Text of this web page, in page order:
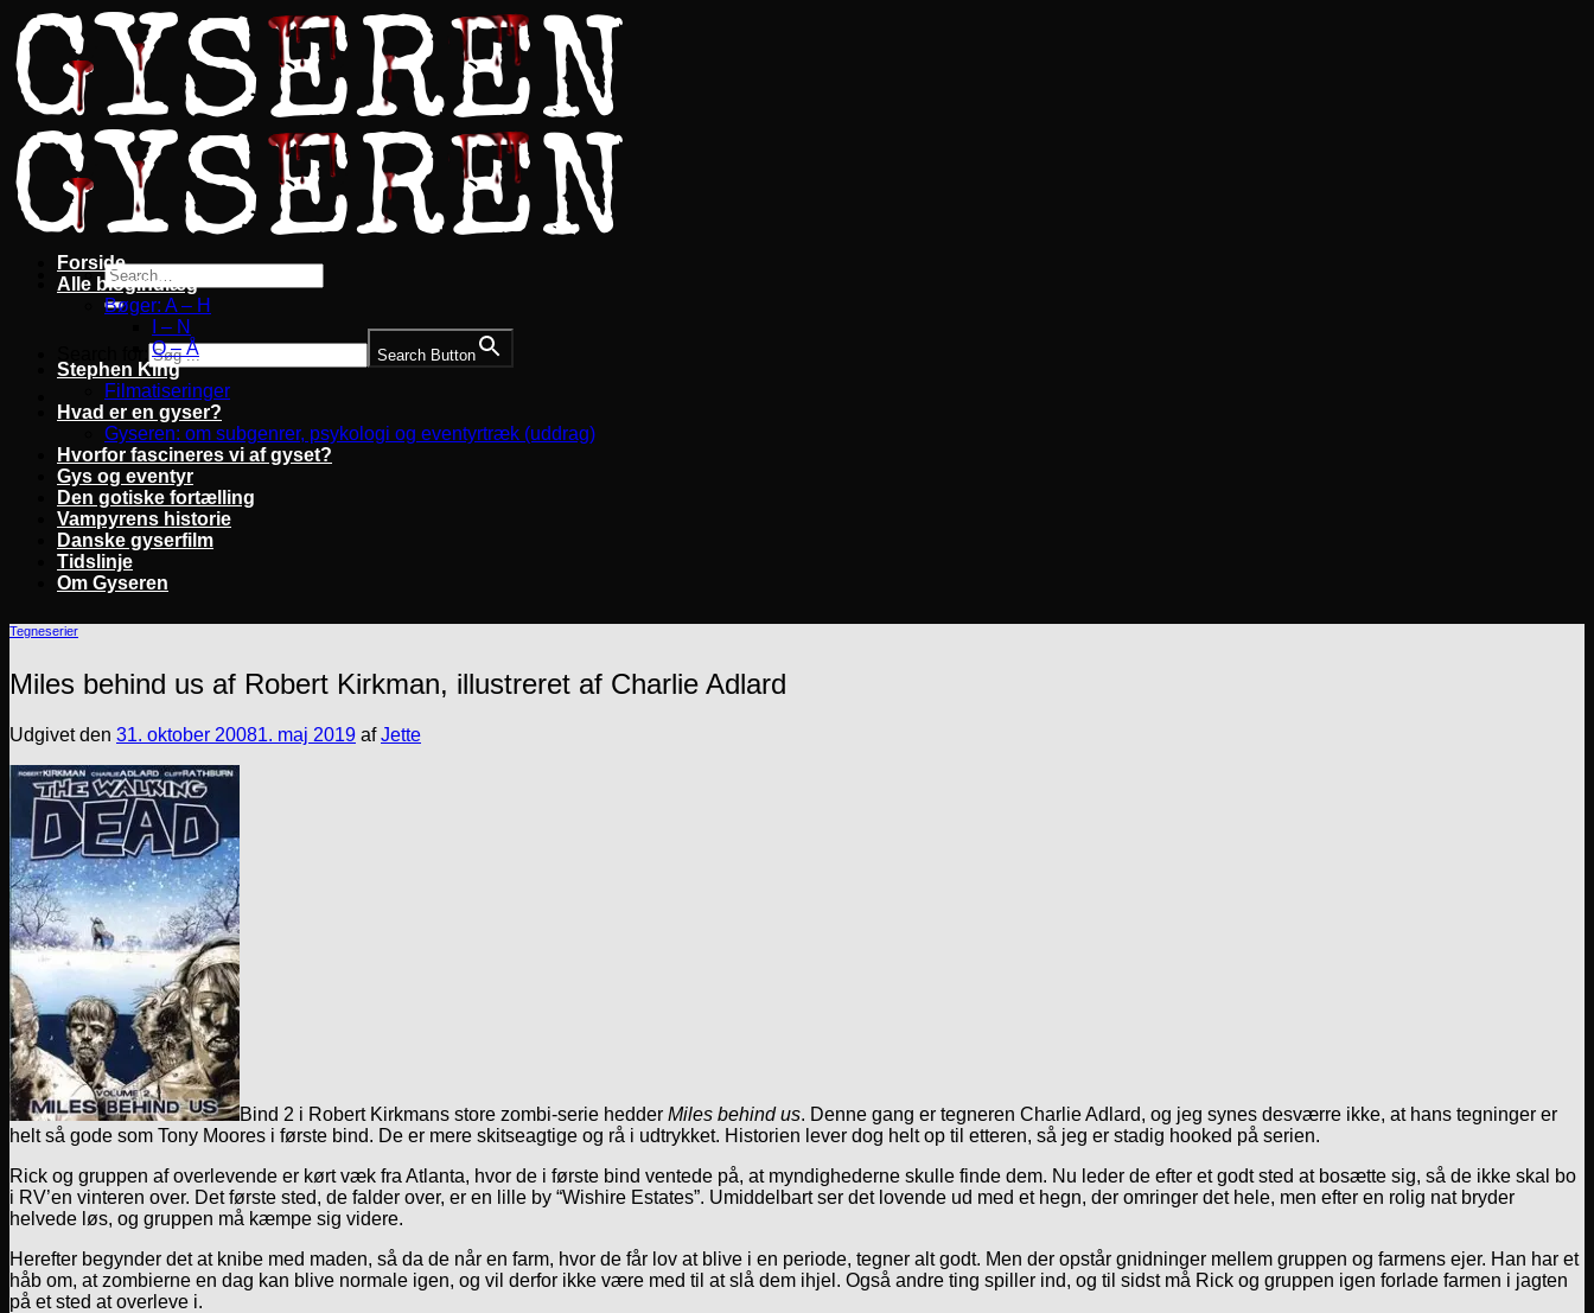
Fortsæt
til
indhold
Search Button
Forside
Alle blogindlæg
Bøger: A – H
I – N
O – Å
Stephen King
Filmatiseringer
Hvad er en gyser?
Gyseren: om subgenrer, psykologi og eventyrtræk (uddrag)
Hvorfor fascineres vi af gyset?
Gys og eventyr
Den gotiske fortælling
Vampyrens historie
Danske gyserfilm
Tidslinje
Om Gyseren
Tegneserier
Miles behind us af Robert Kirkman, illustreret af Charlie Adlard
Udgivet den 31. oktober 20081. maj 2019 afJette
Bind 2 i Robert Kirkmans store zombi-serie hedder Miles behind us. Denne gang er tegneren Charlie Adlard, og jeg synes desværre ikke, at hans tegninger er
helt så gode som Tony Moores i første bind. De er mere skitseagtige og rå i udtrykket. Historien lever dog helt op til etteren, så jeg er stadig hooked på serien.
Rick og gruppen af overlevende er kørt væk fra Atlanta, hvor de i første bind ventede på, at myndighederne skulle finde dem. Nu leder de efter et godt sted at bosætte sig, så de ikke skal bo
i RV’en vinteren over. Det første sted, de falder over, er en lille by “Wishire Estates”. Umiddelbart ser det lovende ud med et hegn, der omringer det hele, men efter en rolig nat bryder
helvede løs, og gruppen må kæmpe sig videre.
Herefter begynder det at knibe med maden, så da de når en farm, hvor de får lov at blive i en periode, tegner alt godt. Men der opstår gnidninger mellem gruppen og farmens ejer. Han har et
håb om, at zombierne en dag kan blive normale igen, og vil derfor ikke være med til at slå dem ihjel. Også andre ting spiller ind, og til sidst må Rick og gruppen igen forlade farmen i jagten
på et sted at overleve i.